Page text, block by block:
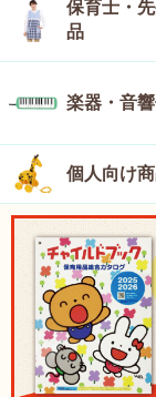
保育士・
品
楽器・音
個人向け